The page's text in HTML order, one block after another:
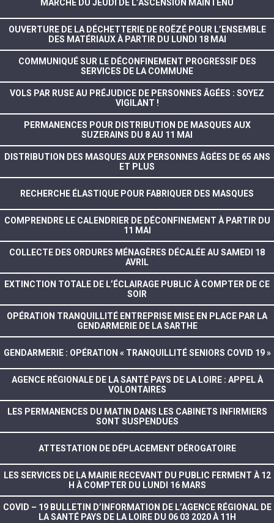
MARCHÉ DU JEUDI DE L’ASCENSION MAINTENU
OUVERTURE DE LA DÉCHETTERIE DE ROËZÉ POUR L’ENSEMBLE
DES MATÉRIAUX À PARTIR DU LUNDI 18 MAI
COMMUNIQUÉ SUR LE DÉCONFINEMENT PROGRESSIF DES
SERVICES DE LA COMMUNE
VOLS PAR RUSE AU PRÉJUDICE DE PERSONNES ÂGÉES : SOYEZ
VIGILANT !
PERMANENCES POUR DISTRIBUTION DE MASQUES AUX
SUZERAINS DU 8 AU 11 MAI
DISTRIBUTION DES MASQUES AUX PERSONNES ÂGÉES DE 65 ANS
ET PLUS
RECHERCHE ÉLASTIQUE POUR FABRIQUER DES MASQUES
COMPRENDRE LE CALENDRIER DE DÉCONFINEMENT À PARTIR DU
11 MAI
COLLECTE DES ORDURES MÉNAGÈRES DÉCALÉE AU SAMEDI 18
AVRIL
EXTINCTION TOTALE DE L’ÉCLAIRAGE PUBLIC À COMPTER DE CE
SOIR
OPÉRATION TRANQUILLITÉ ENTREPRISE MISE EN PLACE PAR LA
GENDARMERIE DE LA SARTHE
GENDARMERIE : OPÉRATION « TRANQUILLITÉ SENIORS COVID 19 »
AGENCE RÉGIONALE DE LA SANTÉ PAYS DE LA LOIRE : APPEL À
VOLONTAIRES
LES PERMANENCES DU MATIN DANS LES CABINETS INFIRMIERS
SONT SUSPENDUES
ATTESTATION DE DÉPLACEMENT DÉROGATOIRE
LES SERVICES DE LA MAIRIE RECEVANT DU PUBLIC FERMENT À 12
H À COMPTER DU LUNDI 16 MARS
COVID – 19 BULLETIN D’INFORMATION DE L’AGENCE RÉGIONAL DE
LA SANTÉ PAYS DE LA LOIRE DU 06 03 2020 À 11H